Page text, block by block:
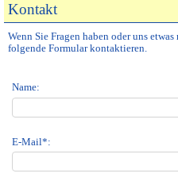
Kontakt
Wenn Sie Fragen haben oder uns
folgende Formular kontaktieren.
Name:
E-Mail*: